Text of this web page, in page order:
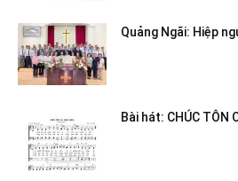
Quảng Ngãi: Hiệp
Bài hát: CHÚC TÔN